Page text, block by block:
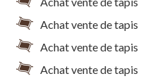
Achat vente de tapis
Achat vente de
Achat vente de tapis